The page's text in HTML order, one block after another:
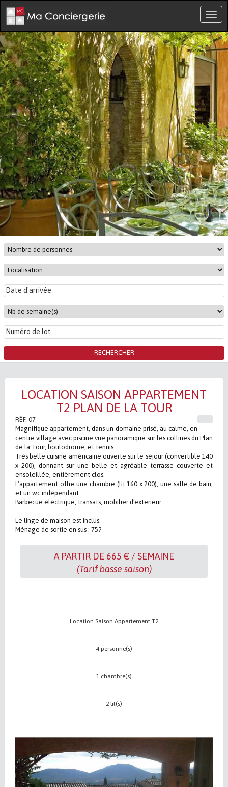
LOCATION SAISON APPARTEMENT
T2 PLAN DE LA TOUR
RÉF. 07
Magnifique appartement, dans un domaine prisé, au calme, en
centre village avec piscine vue panoramique sur les collines du Plan
de la Tour, boulodrome, et tennis.
Très belle cuisine américaine ouverte sur le séjour (convertible 140
x 200), donnant sur une belle et agréable terrasse couverte et
ensoleillée, entièrement clos.
L'appartement offre une chambre (lit 160 x 200), une salle de bain,
et un wc indépendant.
Barbecue éléctrique, transats, mobilier d'exterieur.
Le linge de maison est inclus.
Ménage de sortie en sus : 75?
A PARTIR DE 665 € / SEMAINE
(Tarif basse saison)
Location Saison Appartement T2
4 personne(s)
1 chambre(s)
2 lit(s)